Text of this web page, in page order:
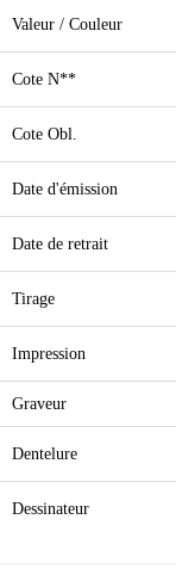
Valeur / Couleur
Cote N**
Cote Obl.
Date d'émission
Date de retrait
Tirage
Impression
Graveur
Dentelure
Dessinateur